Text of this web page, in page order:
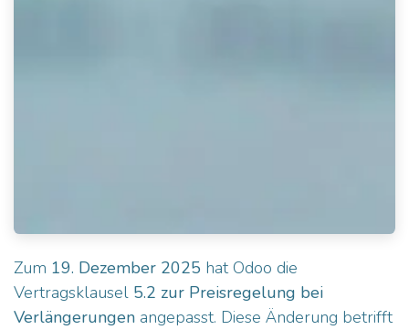
Zum 19. Dezember 2025 hat Odoo die
Vertragsklausel 5.2 zur Preisregelung bei
Verlängerungen angepasst. Diese Änderung betrifft